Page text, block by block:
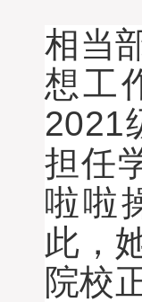
相当
想工
2021
担任
啦啦
此，
院校